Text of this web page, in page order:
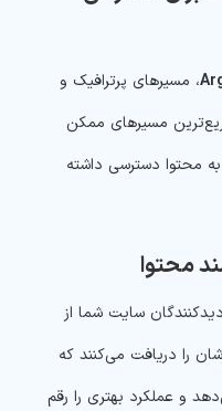
، مسیرهای پرترافیک و
مسیرهای ممکن
محتوا دسترسی داشته
سایت شما از
را دریافت می‌کنند که
و عملکرد بهتری را رقم